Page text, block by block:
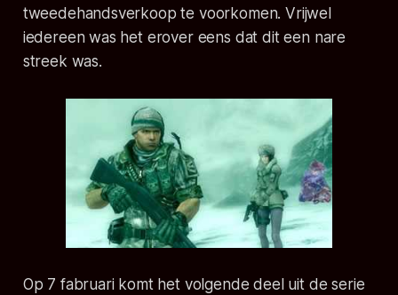
tweedehandsverkoop te voorkomen. Vrijwel
iedereen was het erover eens dat dit een nare
streek was.
Op 7 fabruari komt het volgende deel uit de serie